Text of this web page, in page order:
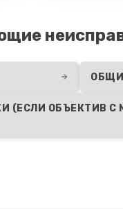
(ЕСЛИ ОБЪЕКТИВ С